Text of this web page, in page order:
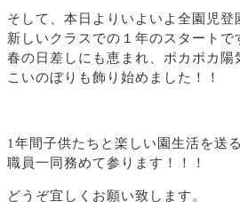
そして、本日よりいよいよ全園児登
新しいクラスでの１年のスタートで
春の日差しにも恵まれ、ポカポカ陽
こいのぼりも飾り始めました！！
1年間子供たちと楽しい園生活を送
職員一同務めて参ります！！！
どうぞ宜しくお願い致します。